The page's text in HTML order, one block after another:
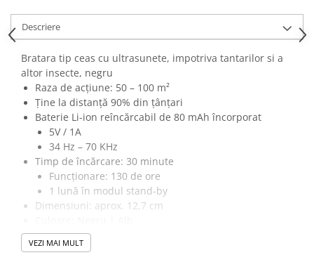
Descriere
Bratara tip ceas cu ultrasunete, impotriva tantarilor si a
altor insecte, negru
Raza de acțiune: 50 – 100 m²
Ține la distanță 90% din țânțari
Baterie Li-ion reîncărcabil de 80 mAh încorporat
5V / 1A
34 Hz – 70 KHz
Timp de încărcare: 30 minute
Funcționare: 130 de ore
1 lună în modul stand-by
Dimensiuni: aprox. 12,7 cm
VEZI MAI MULT